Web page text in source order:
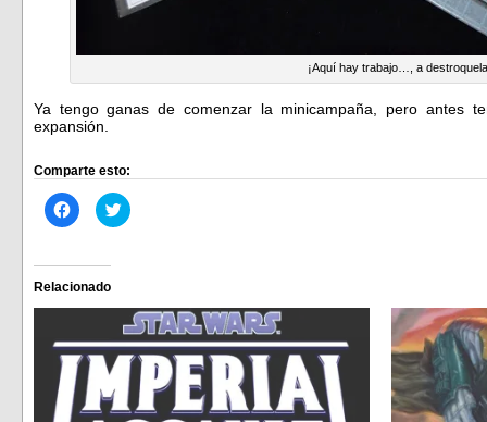
¡Aquí hay trabajo…, a
Ya tengo ganas de comenzar la minicampaña, pero antes
expansión.
Comparte esto:
Haz
clic
Facebook
(Se
abre
en
ventana
nueva)
Haz
clic
en
una
ventana
nueva)
Relacionado